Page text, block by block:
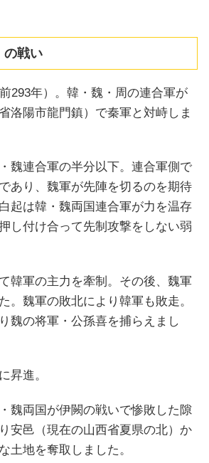
の戦い
293年）。韓・魏・周の連合軍が
洛陽市龍門鎮）で秦軍と対峙しま
魏連合軍の半分以下。連合軍側で
あり、魏軍が先陣を切るのを期待
起は韓・魏両国連合軍が力を温存
し付け合って先制攻撃をしない弱
韓軍の主力を牽制。その後、魏軍
。魏軍の敗北により韓軍も敗走。
魏の将軍・公孫喜を捕らえまし
昇進。
魏両国が伊闕の戦いで惨敗した隙
安邑（現在の山西省夏県の北）か
土地を奪取しました。